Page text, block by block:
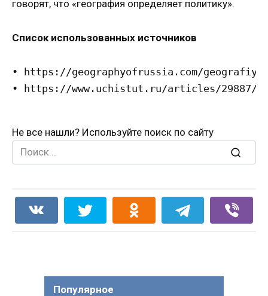
говорят, что «география определяет политику».
Список использованных источников
• https://geographyofrussia.com/geografiya-
• https://www.uchistut.ru/articles/29887/
Не все нашли? Используйте поиск по сайту
Search
for:
Популярное